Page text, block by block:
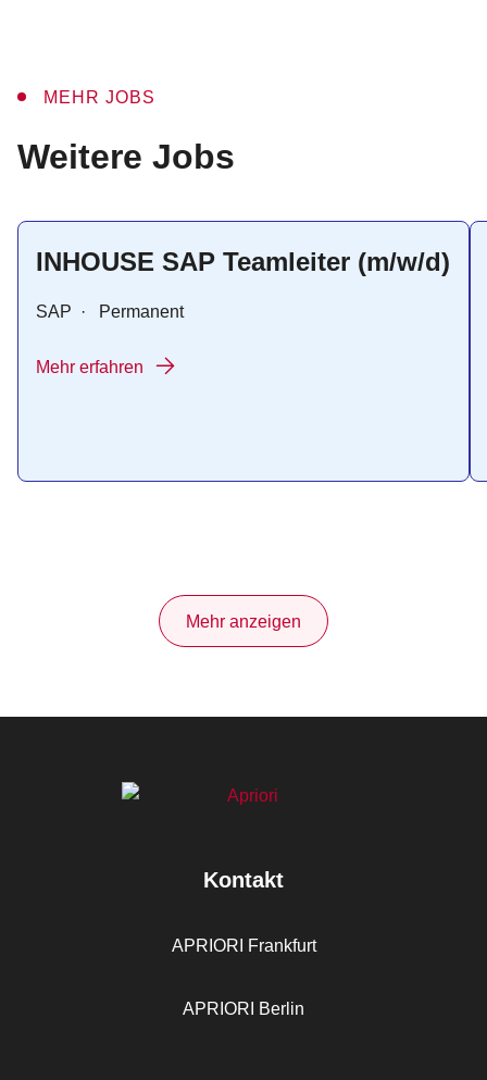
MEHR JOBS
:
Weitere Jobs
INHOUSE SAP Teamleiter (m/w/d)
SAP · Permanent
Mehr erfahren
Mehr anzeigen
Kontakt
APRIORI Frankfurt
APRIORI Berlin